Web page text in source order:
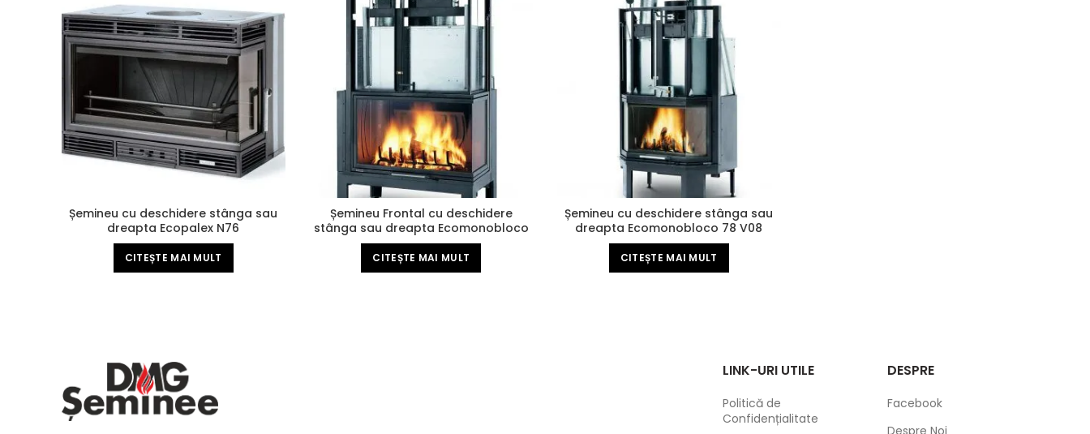
Șemineu cu deschidere stânga sau
dreapta Ecopalex N76
CITEȘTE MAI MULT
Șemineu Frontal cu deschidere
stânga sau dreapta Ecomonobloco
86 Easy Line
CITEȘTE MAI MULT
Șemineu cu deschidere stânga sau
dreapta Ecomonobloco 78 V08
CITEȘTE MAI MULT
LINK-URI UTILE
Politică de
Confidențialitate
DESPRE
Facebook
Despre Noi